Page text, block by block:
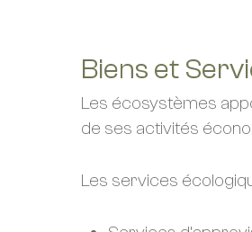
Biens et
Les écosystèmes
de ses activités
Les services